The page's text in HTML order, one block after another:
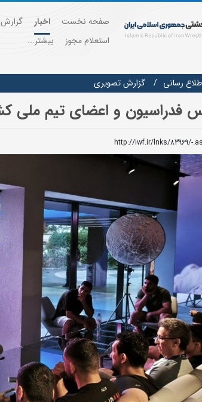
صفحه نخست اخبار
استعلام مجوز
بیشتر...
رسانی گزارش تصويري
فدراسیون و اعضای تیم ملی
http://iwf.ir/lnks/83969/-